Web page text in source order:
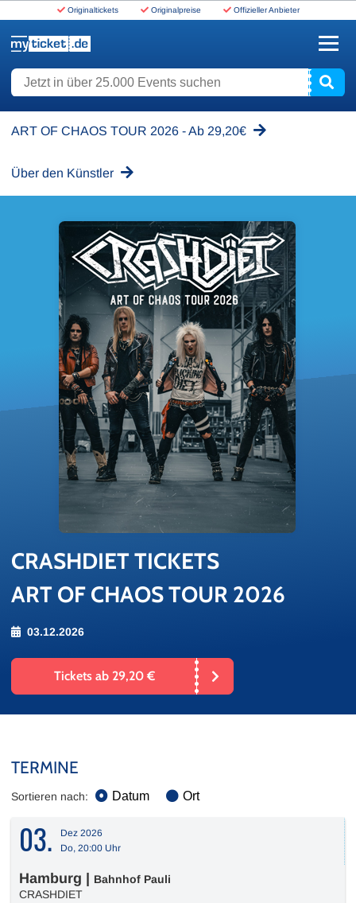
Originaltickets Originalpreise Offizieller Anbieter
Jetzt in über 25.000 Events suchen
ART OF CHAOS TOUR 2026 - Ab 29,20€
Über den Künstler
CRASH­DIET TI­CKETS
ART OF CHAOS TOUR 2026
03.12.2026
Tickets ab 29,20 €
TERMINE
Sortieren nach: Datum Ort
03.
Dez 2026
Do, 20:00 Uhr
Hamburg
Bahnhof Pauli
CRASHDIET